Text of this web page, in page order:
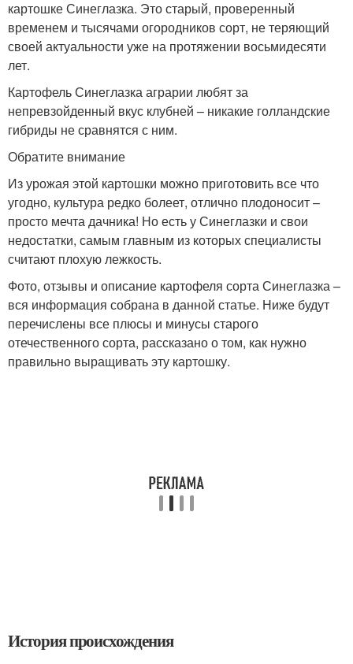
картошке Синеглазка. Это старый, проверенный
временем и тысячами огородников сорт, не теряющий
своей актуальности уже на протяжении восьмидесяти
лет.
Картофель Синеглазка аграрии любят за
непревзойденный вкус клубней – никакие голландские
гибриды не сравнятся с ним.
Обратите внимание
Из урожая этой картошки можно приготовить все что
угодно, культура редко болеет, отлично плодоносит –
просто мечта дачника! Но есть у Синеглазки и свои
недостатки, самым главным из которых специалисты
считают плохую лежкость.
Фото, отзывы и описание картофеля сорта Синеглазка –
вся информация собрана в данной статье. Ниже будут
перечислены все плюсы и минусы старого
отечественного сорта, рассказано о том, как нужно
правильно выращивать эту картошку.
История происхождения